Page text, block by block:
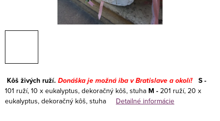
Kôš živých ruží. Donáška je možná iba v Bratislave a okolí! S -
101 ruží, 10 x eukalyptus, dekoračný kôš, stuha M - 201 ruží, 20 x
eukalyptus, dekoračný kôš, stuha
Detailné informácie